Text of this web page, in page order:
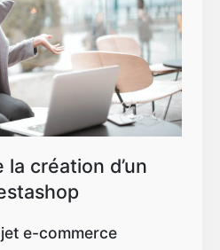
création d’un
e-commerce